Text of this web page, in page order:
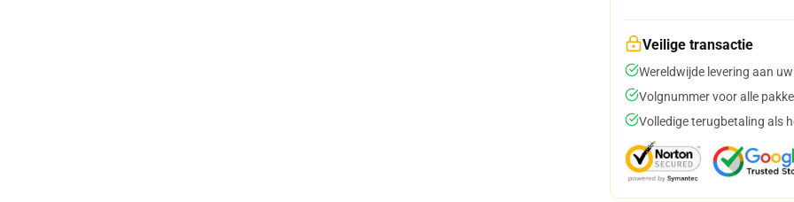
Veilige transactie
Wereldwijde levering aan
Volgnummer voor alle
Volledige terugbetaling als